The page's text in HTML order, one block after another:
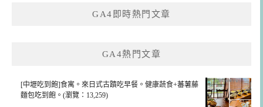
GA4即時熱門文章
GA4熱門文章
[中壢吃到飽]食寓。來日式古蹟吃早餐。健康蔬食+蕃薯藤
麵包吃到飽。(瀏覽：13,259)